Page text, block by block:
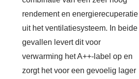
rendement en energierecuperatie
uit het ventilatiesysteem. In beide
gevallen levert dit voor
verwarming het A++-label op en
zorgt het voor een gevoelig lager